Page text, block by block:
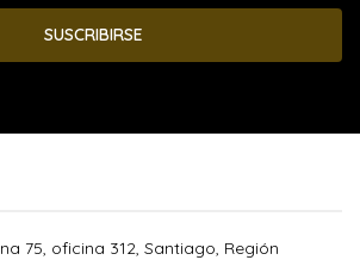
SUSCRIBIRSE
75, oficina 312, Santiago, Región